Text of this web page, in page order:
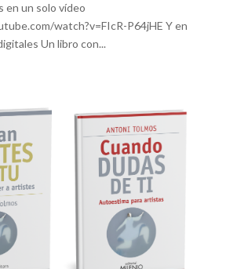
en un solo vídeo
watch?v=FIcR-P64jHE Y en
Un libro con...